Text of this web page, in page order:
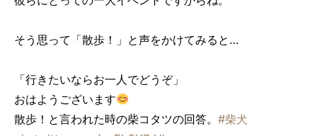
そう思って「散歩！」と声をかけてみると…
「行きたいならお一人でどうぞ」
おはようございます
散歩！と言われた時の柴コタツの回答。 #柴犬